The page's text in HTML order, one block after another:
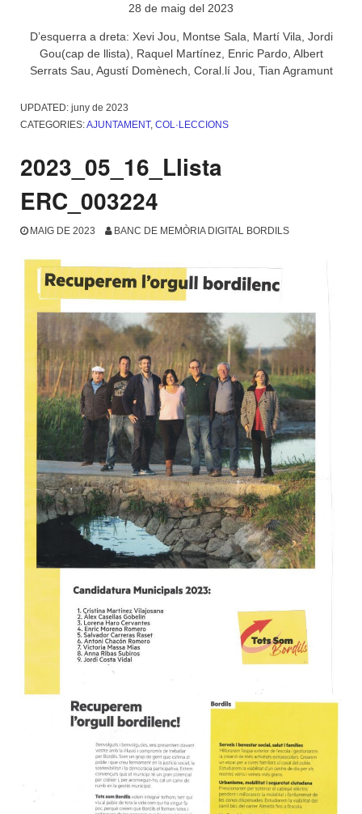
28 de maig del 2023
D’esquerra a dreta: Xevi Jou, Montse Sala, Martí Vila, Jordi
Gou(cap de llista), Raquel Martínez, Enric Pardo, Albert
Serrats Sau, Agustí Domènech, Coral.lí Jou, Tian Agramunt
UPDATED: juny de 2023
CATEGORIES:AJUNTAMENT, COL·LECCIONS
2023_05_16_Llista
ERC_003224
MAIG DE 2023 BANC DE MEMÒRIA DIGITAL BORDILS